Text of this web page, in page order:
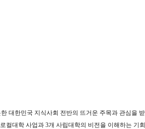
대한민국 지식사회 전반의 뜨거운 주목과 관심을
컬대학 사업과 3개 사립대학의 비전을 이해하는 기